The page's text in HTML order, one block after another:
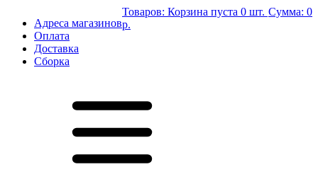
Адреса магазинов
Оплата
Доставка
Сборка
Товаров: Корзина пуста 0 шт. Сумма: 0
р.